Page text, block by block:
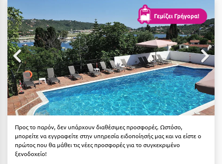
Αιδηψός
Αλεξανδρούπολη
Αλισσός Αχαΐας
Αλόννησος
Αμαλιάδα
Αμάρυνθος
Αμφίκλεια
Ανάβυσσος
ΤΎΠΟΣ ΔΙΑΤΡΟΦΉΣ
Διαμονή Μόνο
Πρωινό
Ημιδιατροφή
Ημιδιατροφή + Ποτά
Πλήρης Διατροφή
Ένα Γεύμα
Δύο Γεύματα + Ποτά
Προς το παρόν, δεν υπάρχουν διαθέσιμες προσφορές. Ωστόσο,
μπορείτε να εγγραφείτε στην υπηρεσία ειδοποίησής μας και να είστε ο
πρώτος που θα μάθει τις νέες προσφορές για το συγκεκριμένο
ξενοδοχείο!